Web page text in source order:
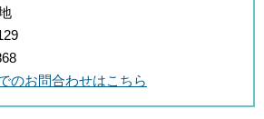
のお問合わせはこちら